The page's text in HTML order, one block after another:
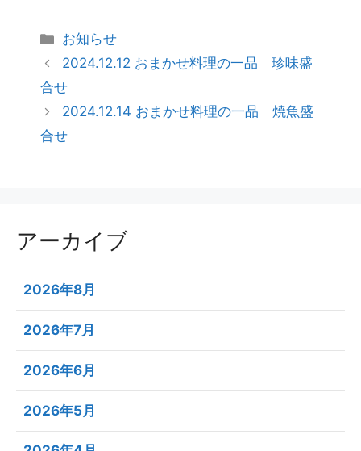
お知らせ
2024.12.12 おまかせ料理の一品 珍味盛
合せ
2024.12.14 おまかせ料理の一品 焼魚盛
合せ
アーカイブ
2026年8月
2026年7月
2026年6月
2026年5月